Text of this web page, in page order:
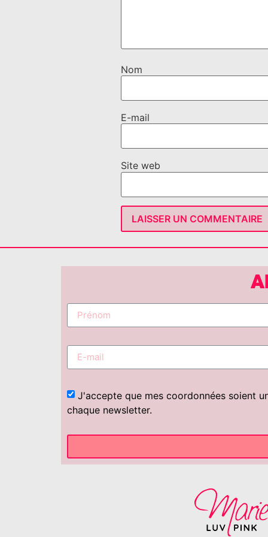
Nom
E-mail
Site web
J'accepte que mes coordonnées soient
chaque newsletter.